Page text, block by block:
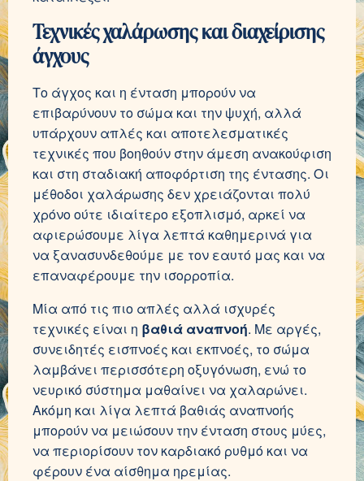
Τεχνικές χαλάρωσης και διαχείρισης
άγχους
Το άγχος και η ένταση μπορούν να
επιβαρύνουν το σώμα και την ψυχή, αλλά
υπάρχουν απλές και αποτελεσματικές
τεχνικές που βοηθούν στην άμεση ανακούφιση
και στη σταδιακή αποφόρτιση της έντασης. Οι
μέθοδοι χαλάρωσης δεν χρειάζονται πολύ
χρόνο ούτε ιδιαίτερο εξοπλισμό, αρκεί να
αφιερώσουμε λίγα λεπτά καθημερινά για
να ξανασυνδεθούμε με τον εαυτό μας και να
επαναφέρουμε την ισορροπία.
Μία από τις πιο απλές αλλά ισχυρές
τεχνικές είναι η βαθιά αναπνοή. Με αργές,
συνειδητές εισπνοές και εκπνοές, το σώμα
λαμβάνει περισσότερη οξυγόνωση, ενώ το
νευρικό σύστημα μαθαίνει να χαλαρώνει.
Ακόμη και λίγα λεπτά βαθιάς αναπνοής
μπορούν να μειώσουν την ένταση στους μύες,
να περιορίσουν τον καρδιακό ρυθμό και να
φέρουν ένα αίσθημα ηρεμίας.